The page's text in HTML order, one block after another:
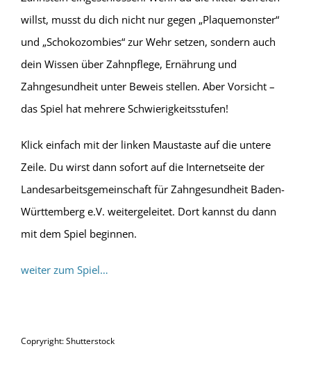
willst, musst du dich nicht nur gegen „Plaquemonster“
und „Schokozombies“ zur Wehr setzen, sondern auch
dein Wissen über Zahnpflege, Ernährung und
Zahngesundheit unter Beweis stellen. Aber Vorsicht –
das Spiel hat mehrere Schwierigkeitsstufen!
Klick einfach mit der linken Maustaste auf die untere
Zeile. Du wirst dann sofort auf die Internetseite der
Landesarbeitsgemeinschaft für Zahngesundheit Baden-
Württemberg e.V. weitergeleitet. Dort kannst du dann
mit dem Spiel beginnen.
weiter zum Spiel…
Copryright: Shutterstock